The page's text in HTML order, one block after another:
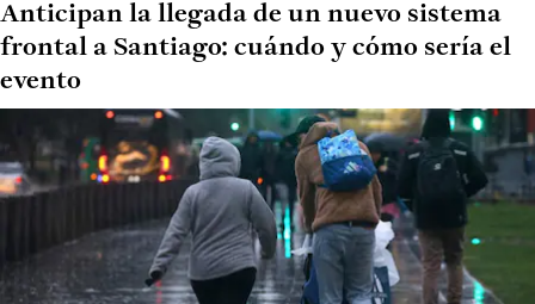
Anticipan la llegada de un nuevo sistema
frontal a Santiago: cuándo y cómo sería el
evento